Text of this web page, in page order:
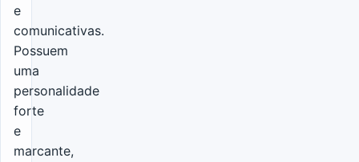
e
comunicativas.
Possuem
uma
personalidade
forte
e
marcante,